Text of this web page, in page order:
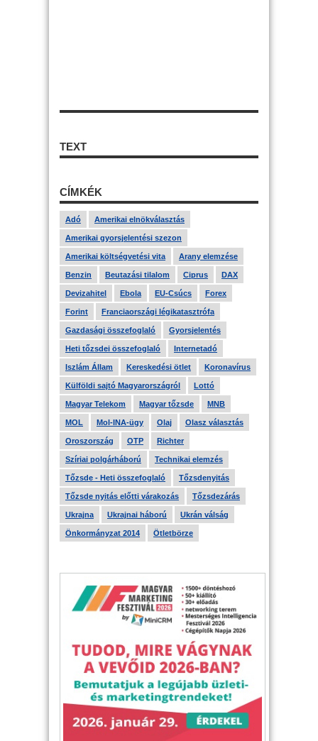
TEXT
CÍMKÉK
Adó Amerikai elnökválasztás
Amerikai gyorsjelentési szezon
Amerikai költségvetési vita Arany elemzése
Benzin Beutazási tilalom Ciprus DAX
Devizahitel Ebola EU-Csúcs Forex
Forint Franciaországi légikatasztrófa
Gazdasági összefoglaló Gyorsjelentés
Heti tőzsdei összefoglaló Internetadó
Iszlám Állam Kereskedési ötlet Koronavírus
Külföldi sajtó Magyarországról Lottó
Magyar Telekom Magyar tőzsde MNB
MOL Mol-INA-ügy Olaj Olasz választás
Oroszország OTP Richter
Szíriai polgárháború Technikai elemzés
Tőzsde - Heti összefoglaló Tőzsdenyitás
Tőzsde nyitás előtti várakozás Tőzsdezárás
Ukrajna Ukrajnai háború Ukrán válság
Önkormányzat 2014 Ötletbörze